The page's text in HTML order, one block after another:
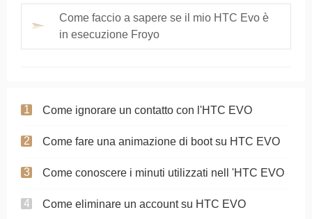
Come faccio a sapere se il mio HTC Evo è
in esecuzione Froyo
Come ignorare un contatto con l'HTC EVO
Come fare una animazione di boot su HTC EVO
Come conoscere i minuti utilizzati nell 'HTC EVO
Come eliminare un account su HTC EVO